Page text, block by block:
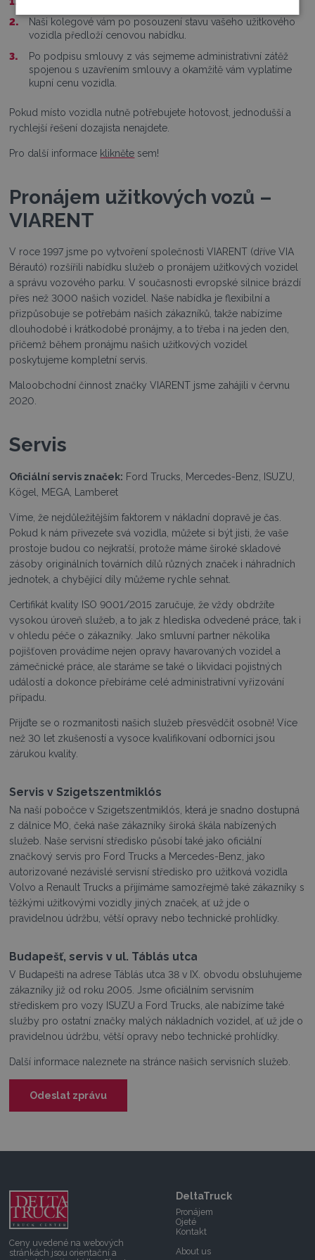
Naši kolegové vám po posouzení stavu vašeho užitkového
vozidla předloží cenovou nabídku.
Po podpisu smlouvy z vás sejmeme administrativní zátěž
spojenou s uzavřením smlouvy a okamžitě vám vyplatíme
kupní cenu vozidla.
Pokud místo vozidla nutně potřebujete hotovost, jednodušší a
rychlejší řešení dozajista nenajdete.
Pro další informace klikněte sem!
Pronájem užitkových vozů –
VIARENT
V roce 1997 jsme po vytvoření společnosti VIARENT (dříve VIA
Bérautó) rozšířili nabídku služeb o pronájem užitkových vozidel
a správu vozového parku. V současnosti evropské silnice brázdí
přes než 3000 našich vozidel. Naše nabídka je flexibilní a
přizpůsobuje se potřebám našich zákazníků, takže nabízíme
dlouhodobé i krátkodobé pronájmy, a to třeba i na jeden den,
přičemž během pronájmu našich užitkových vozidel
poskytujeme kompletní servis.
Maloobchodní činnost značky VIARENT jsme zahájili v červnu
2020.
Servis
Oficiální servis značek: Ford Trucks, Mercedes-Benz, ISUZU,
Kögel, MEGA, Lamberet
Víme, že nejdůležitějším faktorem v nákladní dopravě je čas.
Pokud k nám přivezete svá vozidla, můžete si být jisti, že vaše
prostoje budou co nejkratší, protože máme široké skladové
zásoby originálních továrních dílů různých značek i náhradních
jednotek, a chybějící díly můžeme rychle sehnat.
Certifikát kvality ISO 9001/2015 zaručuje, že vždy obdržíte
vysokou úroveň služeb, a to jak z hlediska odvedené práce, tak i
v ohledu péče o zákazníky. Jako smluvní partner několika
pojišťoven provádíme nejen opravy havarovaných vozidel a
zámečnické práce, ale staráme se také o likvidaci pojistných
událostí a dokonce přebíráme celé administrativní vyřizování
případu.
Přijďte se o rozmanitosti našich služeb přesvědčit osobně! Více
než 30 let zkušeností a vysoce kvalifikovaní odborníci jsou
zárukou kvality.
Servis v Szigetszentmiklós
Na naší pobočce v Szigetszentmiklós, která je snadno dostupná
z dálnice M0, čeká naše zákazníky široká škála nabízených
služeb. Naše servisní středisko působí také jako oficiální
značkový servis pro Ford Trucks a Mercedes-Benz, jako
autorizované nezávislé servisní středisko pro užitková vozidla
Volvo a Renault Trucks a přijímáme samozřejmě také zákazníky s
těžkými užitkovými vozidly jiných značek, ať už jde o
pravidelnou údržbu, větší opravy nebo technické prohlídky.
Budapešť, servis v ul. Táblás utca
V Budapešti na adrese Táblás utca 38 v IX. obvodu obsluhujeme
zákazníky již od roku 2005. Jsme oficiálním servisním
střediskem pro vozy ISUZU a Ford Trucks, ale nabízíme také
služby pro ostatní značky malých nákladních vozidel, ať už jde o
pravidelnou údržbu, větší opravy nebo technické prohlídky.
Další informace naleznete na stránce našich servisních služeb.
Odeslat zprávu
Ceny uvedené na webových
stránkách jsou orientační a
DeltaTruck
Pronájem
Ojeté
Kontakt
About us